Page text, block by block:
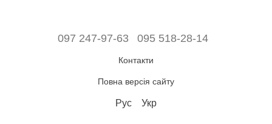
097 247-97-63 095 518-28-14
Контакти
Повна версія сайту
Рус Укр